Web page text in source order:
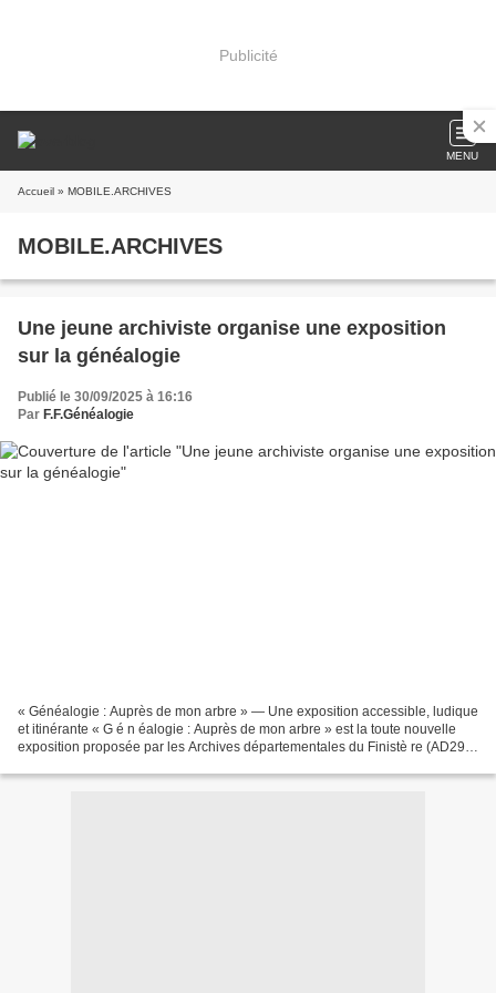
Publicité
MENU
Accueil » MOBILE.ARCHIVES
MOBILE.ARCHIVES
Une jeune archiviste organise une exposition
sur la généalogie
Publié le 30/09/2025 à 16:16
Par F.F.Généalogie
« Généalogie : Auprès de mon arbre » — Une exposition accessible, ludique
et itinérante « G é n éalogie : Auprès de mon arbre » est la toute nouvelle
exposition proposée par les Archives départementales du Finistè re (AD29) .